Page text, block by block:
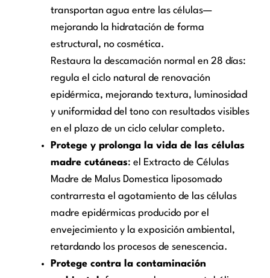
transportan agua entre las células—
mejorando la hidratación de forma
estructural, no cosmética.
Restaura la descamación normal en 28 días:
regula el ciclo natural de renovación
epidérmica, mejorando textura, luminosidad
y uniformidad del tono con resultados visibles
en el plazo de un ciclo celular completo.
Protege y prolonga la vida de las células
madre cutáneas: el Extracto de Células
Madre de Malus Domestica liposomado
contrarresta el agotamiento de las células
madre epidérmicas producido por el
envejecimiento y la exposición ambiental,
retardando los procesos de senescencia.
Protege contra la contaminación